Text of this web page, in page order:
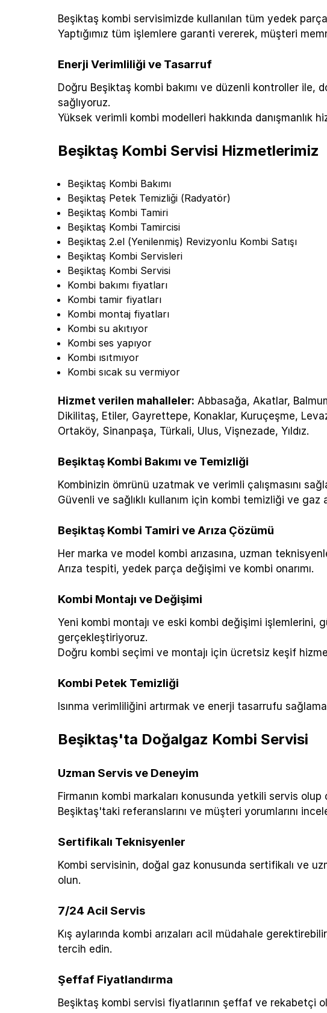
Beşiktaş kombi servisimizde kullanılan tüm yedek
Yaptığımız tüm işlemlere garanti vererek, müşteri
Enerji Verimliliği ve Tasarruf
Doğru Beşiktaş kombi bakımı ve düzenli kontroller ile,
sağlıyoruz.
Yüksek verimli kombi modelleri hakkında danışmanlık
Beşiktaş Kombi Servisi Hizmetlerimiz
Beşiktaş Kombi Bakımı
Beşiktaş Petek Temizliği (Radyatör)
Beşiktaş Kombi Tamiri
Beşiktaş Kombi Tamircisi
Beşiktaş 2.el (Yenilenmiş) Revizyonlu Kombi Satışı
Beşiktaş Kombi Servisleri
Beşiktaş Kombi Servisi
Kombi bakımı fiyatları
Kombi tamir fiyatları
Kombi montaj fiyatları
Kombi su akıtıyor
Kombi ses yapıyor
Kombi ısıtmıyor
Kombi sıcak su vermiyor
Hizmet verilen mahalleler: Abbasağa, Akatlar,
Dikilitaş, Etiler, Gayrettepe, Konaklar, Kuruçeşme,
Ortaköy, Sinanpaşa, Türkali, Ulus, Vişnezade, Yıldız.
Beşiktaş Kombi Bakımı ve Temizliği
Kombinizin ömrünü uzatmak ve verimli çalışmasını
Güvenli ve sağlıklı kullanım için kombi temizliği ve gaz
Beşiktaş Kombi Tamiri ve Arıza Çözümü
Her marka ve model kombi arızasına, uzman
Arıza tespiti, yedek parça değişimi ve kombi onarımı.
Kombi Montajı ve Değişimi
Yeni kombi montajı ve eski kombi değişimi işlemlerini,
gerçekleştiriyoruz.
Doğru kombi seçimi ve montajı için ücretsiz keşif
Kombi Petek Temizliği
Isınma verimliliğini artırmak ve enerji tasarrufu
Beşiktaş'ta Doğalgaz Kombi Servisi
Uzman Servis ve Deneyim
Firmanın kombi markaları konusunda yetkili servis olup
Beşiktaş'taki referanslarını ve müşteri yorumlarını
Sertifikalı Teknisyenler
Kombi servisinin, doğal gaz konusunda sertifikalı ve
olun.
7/24 Acil Servis
Kış aylarında kombi arızaları acil müdahale
tercih edin.
Şeffaf Fiyatlandırma
Beşiktaş kombi servisi fiyatlarının şeffaf ve rekabetçi